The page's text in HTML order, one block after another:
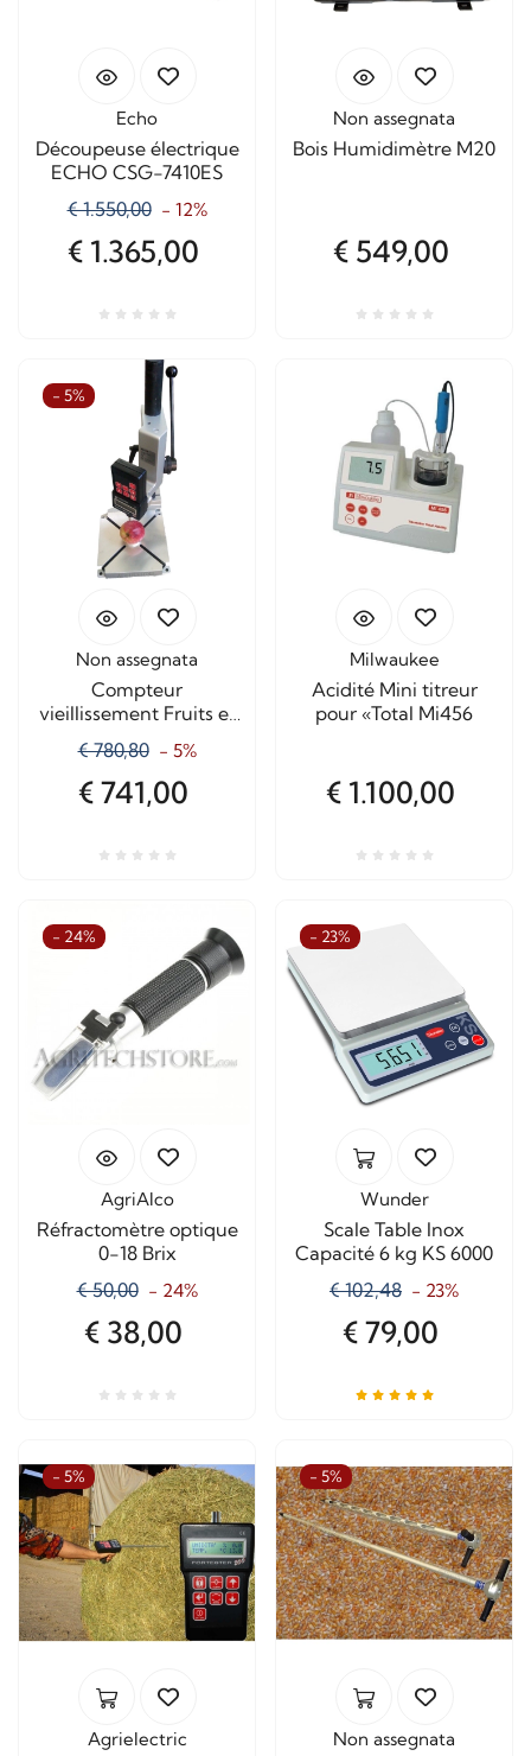
Echo
Découpeuse électrique
ECHO CSG-7410ES
€ 1.550,00 - 12%
€ 1.365,00
Non assegnata
Bois Humidimètre M20
€ 549,00
- 5%
Non assegnata
Compteur
vieillissement Fruits et
€ 780,80 - 5%
€ 741,00
Milwaukee
Acidité Mini titreur
pour «Total Mi456
€ 1.100,00
- 24%
AgriAlco
Réfractomètre optique
0-18 Brix
€ 50,00 - 24%
€ 38,00
- 23%
Wunder
Scale Table Inox
Capacité 6 kg KS 6000
€ 102,48 - 23%
€ 79,00
- 5%
Agrielectric
- 5%
Non assegnata